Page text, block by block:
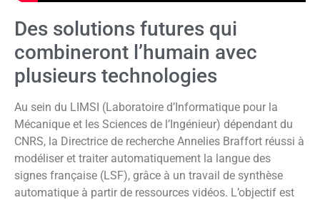
Des solutions futures qui
combineront l’humain avec
plusieurs technologies
Au sein du LIMSI (Laboratoire d’Informatique pour la
Mécanique et les Sciences de l’Ingénieur) dépendant du
CNRS, la Directrice de recherche Annelies Braffort réussi à
modéliser et traiter automatiquement la langue des
signes française (LSF), grâce à un travail de synthèse
automatique à partir de ressources vidéos. L’objectif est